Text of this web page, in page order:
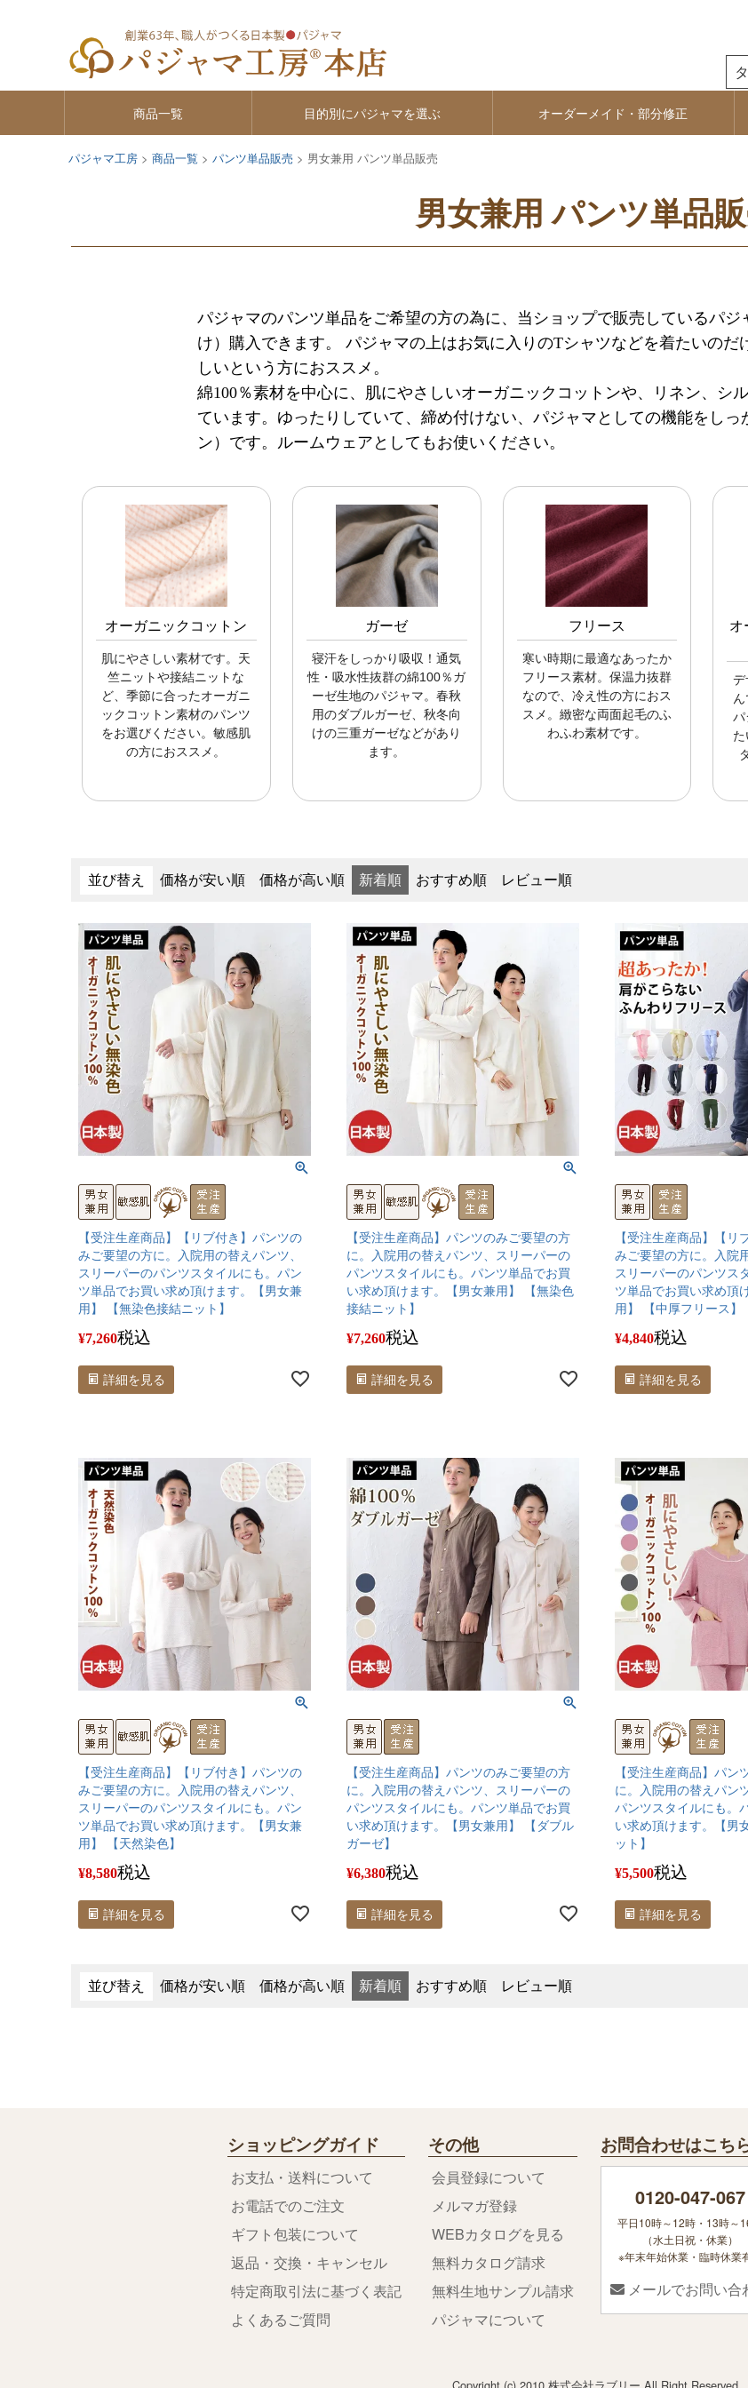
商品一覧 目的別にパジャマを選ぶ オーダーメイド・部分修正
パジャマ工房 商品一覧 パンツ単品販売 男女兼用 パンツ単品販売
男女兼用 パンツ単品
パジャマのパンツ単品をご希望の方の為に、当ショップで販売しているパ
け）購入できます。 パジャマの上はお気に入りのTシャツなどを着たいのだ
しいという方におススメ。
綿100％素材を中心に、肌にやさしいオーガニックコットンや、リネン、シ
ています。ゆったりしていて、締め付けない、パジャマとしての機能をし
ン）です。ルームウェアとしてもお使いください。
オーガニックコットン
肌にやさしい素材です。天
竺ニットや接結ニットな
ど、季節に合ったオーガニ
ックコットン素材のパンツ
をお選びください。敏感肌
の方におススメ。
ガーゼ
寝汗をしっかり吸収！通気
性・吸水性抜群の綿100％ガ
ーゼ生地のパジャマ。春秋
用のダブルガーゼ、秋冬向
けの三重ガーゼなどがあり
ます。
フリース
寒い時期に最適なあったか
フリース素材。保温力抜群
なので、冷え性の方におス
スメ。緻密な両面起毛のふ
わふわ素材です。
オ
デ
パ
並び替え 価格が安い順 価格が高い順 新着順 おすすめ順 レビュー順
【受注生産商品】【リブ付き】パンツの
みご要望の方に。入院用の替えパンツ、
スリーパーのパンツスタイルにも。パン
ツ単品でお買い求め頂けます。【男女兼
用】 【無染色接結ニット】
¥7,260税込
詳細を見る
【受注生産商品】パンツのみご要望の方
に。入院用の替えパンツ、スリーパーの
パンツスタイルにも。パンツ単品でお買
い求め頂けます。【男女兼用】 【無染色
接結ニット】
¥7,260税込
詳細を見る
【受注生産商品】【リ
みご要望の方に。入院
スリーパーのパンツス
ツ単品でお買い求め頂
用】 【中厚フリース】
¥4,840税込
詳細を見る
【受注生産商品】【リブ付き】パンツの
みご要望の方に。入院用の替えパンツ、
スリーパーのパンツスタイルにも。パン
ツ単品でお買い求め頂けます。【男女兼
用】 【天然染色】
¥8,580税込
詳細を見る
【受注生産商品】パンツのみご要望の方
に。入院用の替えパンツ、スリーパーの
パンツスタイルにも。パンツ単品でお買
い求め頂けます。【男女兼用】 【ダブル
ガーゼ】
¥6,380税込
詳細を見る
【受注生産商品】パン
に。入院用の替えパン
パンツスタイルにも。
い求め頂けます。【男
ット】
¥5,500税込
詳細を見る
並び替え 価格が安い順 価格が高い順 新着順 おすすめ順 レビュー順
ショッピングガイド
お支払・送料について
お電話でのご注文
ギフト包装について
返品・交換・キャンセル
特定商取引法に基づく表記
よくあるご質問
その他
会員登録について
メルマガ登録
WEBカタログを見る
無料カタログ請求
無料生地サンプル請求
パジャマについて
お問合わせはこち
0120-047-067
平日10時～12時・13時～
（水土日祝・休業）
※年末年始休業・臨時休業
メールでお問い合